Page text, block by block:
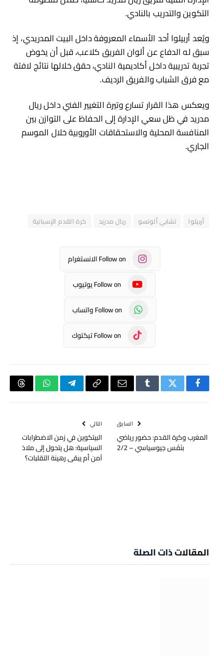
التكوين والتدريب بالنادي.
ويُعد أربيلوا أحد الأسماء المعروفة داخل البيت المدريدي، إذ
سبق له الدفاع عن ألوان الفريق كلاعب، قبل أن يخوض
تجربة تدريبية داخل أكاديمية النادي، حقق خلالها نتائج لافتة
مع فرق الشباب والفريق الرديف.
ويعكس هذا القرار تسارع وتيرة التغيير الفني داخل ريال
مدريد في ظل سعي الإدارة إلى الحفاظ على التوازن بين
المنافسة المحلية والاستحقاقات الأوروبية خلال الموسم
الجاري.
أربيلوا تشابي ألونسو ريال مدريد كرة القدم الإسبانية
Follow on الانستغرام
Follow on يوتيوب
Follow on واتساب
Follow on تيكتوك
فيسبوكتويتر Tumblrالبريد
Copy
تيلقرامواتساب
السابق
المغرب وكرة القدم: حضور رياضي
بنَفَس جيوسياسي – 2/2
التالي
البيتكوين في زمن الاضطرابات
السياسية: هل يتحول إلى ملاذ
آمن أم يبقى رهينة التقلبات؟
المقالاتذات الصلة